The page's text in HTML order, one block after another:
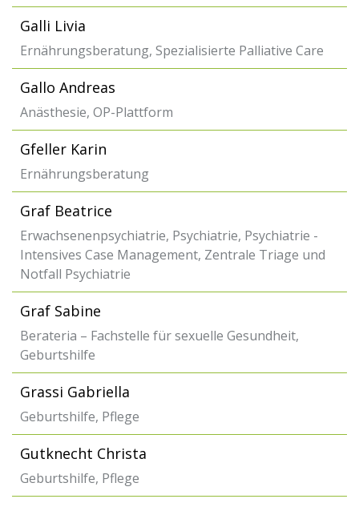
Galli Livia
Ernährungsberatung, Spezialisierte Palliative Care
Gallo Andreas
Anästhesie, OP-Plattform
Gfeller Karin
Ernährungsberatung
Graf Beatrice
Erwachsenenpsychiatrie, Psychiatrie, Psychiatrie -
Intensives Case Management, Zentrale Triage und
Notfall Psychiatrie
Graf Sabine
Berateria – Fachstelle für sexuelle Gesundheit,
Geburtshilfe
Grassi Gabriella
Geburtshilfe, Pflege
Gutknecht Christa
Geburtshilfe, Pflege